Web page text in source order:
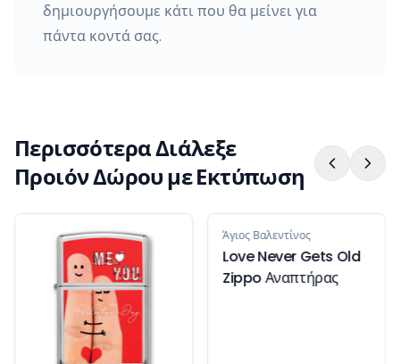
δημιουργήσουμε κάτι που θα μείνει για
πάντα κοντά σας.
Περισσότερα Διάλεξε
Προιόν Δώρου με Εκτύπωση